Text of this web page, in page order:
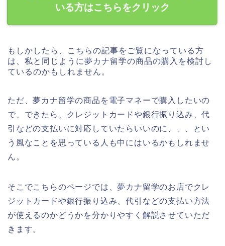
いる方はこちらをクリック
もしかしたら、こちらの記事をご覧になっている方
は、私と同じように夢カナ留学の商品の購入を検討し
ているのかもしれません。
ただ、夢カナ留学の商品を電子マネーで購入したいの
で、できたら、クレジットカードや銀行振り込み、代
引などの支払いに対応していたらいいのに、、、とい
う風なことを思っている人も中にはいるかもしれませ
ん。
そこでこちらのページでは、夢カナ留学のお店でクレ
ジットカードや銀行振り込み、代引などの支払い方法
が使えるのかどうかを分かりやすく解説させていただ
きます。